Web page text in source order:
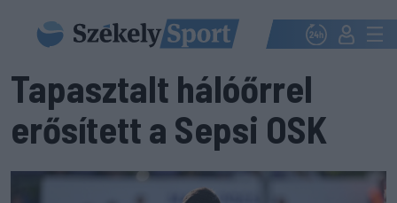
Tapasztalt hálóőrrel
erősített a Sepsi OSK